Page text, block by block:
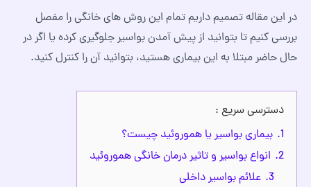
در این مقاله تصمیم داریم تمام این روش های خانگی را مفصل
بررسی کنیم تا بتوانید از پیش آمدن بواسیر جلوگیری کرده یا اگر در
حال حاضر مبتلا به این بیماری هستید، بتوانید آن را کنترل کنید.
دسترسی سریع :
1. بیماری بواسیر یا هموروئید چیست؟
2. انواع بواسیر و تاثیر درمان خانگی هموروئید
3. علائم بواسیر داخلی